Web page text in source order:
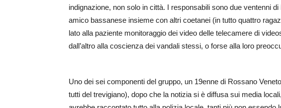
indignazione, non solo in città. I responsabili sono due ventenni
amico bassanese insieme con altri coetanei (in tutto quattro
lato alla paziente monitoraggio dei video delle telecamere di
dall’altro alla coscienza dei vandali stessi, o forse alla loro
Uno dei sei componenti del gruppo, un 19enne di Rossano
tutti del trevigiano), dopo che la notizia si è diffusa sui media